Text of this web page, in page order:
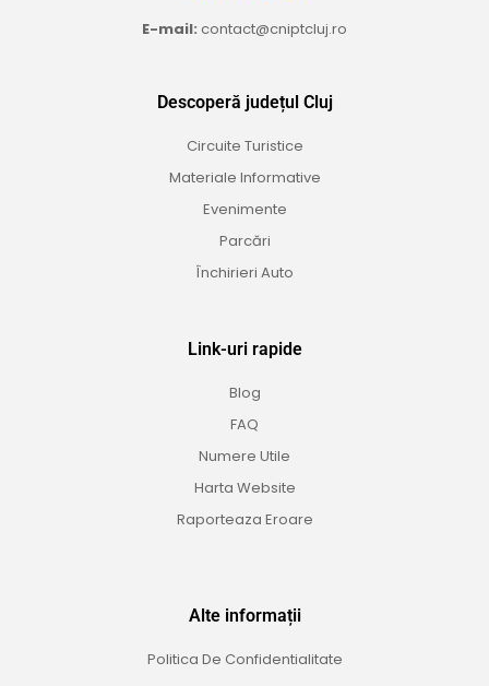
E-mail: contact@cniptcluj.ro
Descoperă județul Cluj
Circuite Turistice
Materiale Informative
Evenimente
Parcări
Închirieri Auto
Link-uri rapide
Blog
FAQ
Numere Utile
Harta Website
Raporteaza Eroare
Alte informații
Politica De Confidentialitate